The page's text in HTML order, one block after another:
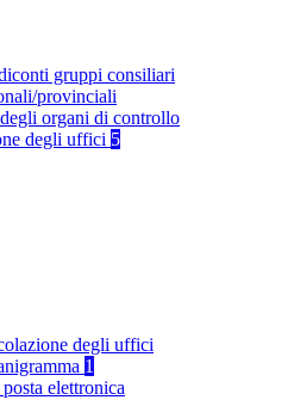
gruppi consiliari
provinciali
organi di controllo
degli uffici 5
degli uffici
1
elettronica